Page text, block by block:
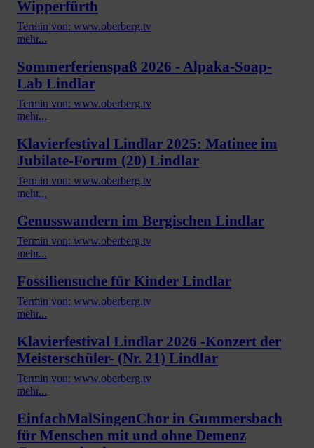
Wipperfürth
Termin von: www.oberberg.tv
mehr...
Sommerferienspaß 2026 - Alpaka-Soap-
Lab Lindlar
Termin von: www.oberberg.tv
mehr...
Klavierfestival Lindlar 2025: Matinee im
Jubilate-Forum (20) Lindlar
Termin von: www.oberberg.tv
mehr...
Genusswandern im Bergischen Lindlar
Termin von: www.oberberg.tv
mehr...
Fossiliensuche für Kinder Lindlar
Termin von: www.oberberg.tv
mehr...
Klavierfestival Lindlar 2026 -Konzert der
Meisterschüler- (Nr. 21) Lindlar
Termin von: www.oberberg.tv
mehr...
EinfachMalSingenChor in Gummersbach
für Menschen mit und ohne Demenz